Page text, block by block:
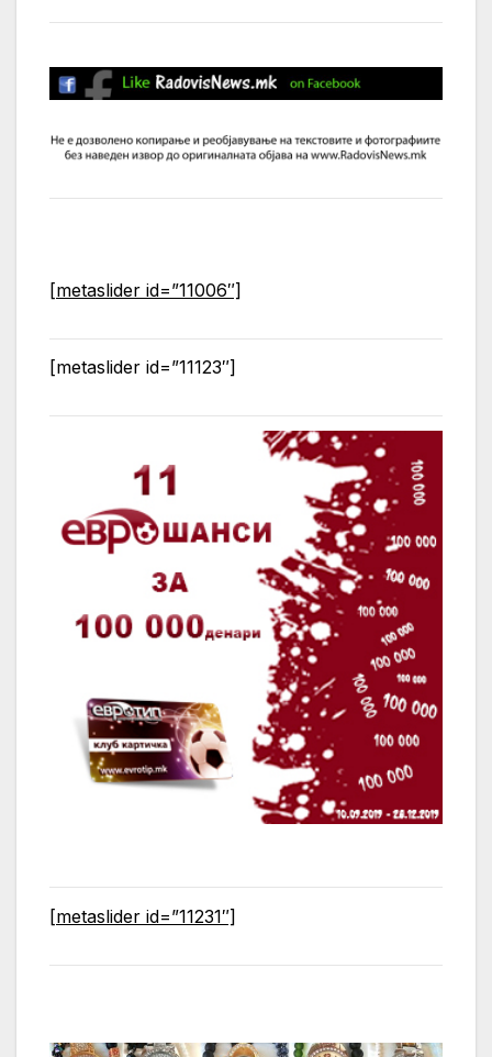
[metaslider id=”11006″]
[metaslider id=”11123″]
[metaslider id=”11231″]